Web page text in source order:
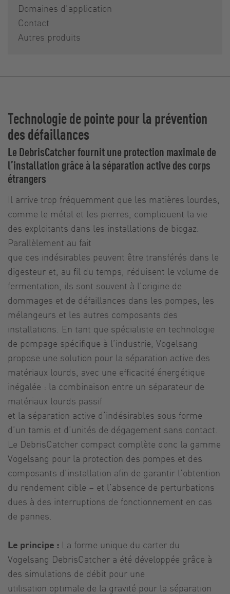
Domaines d'application
Contact
Autres produits
Technologie de pointe pour la prévention
des défaillances
Le DebrisCatcher fournit une protection maximale de
l’installation grâce à la séparation active des corps
étrangers
Il arrive trop fréquemment que les matières lourdes,
comme le métal et les pierres, compliquent la vie
des exploitants dans les installations de biogaz.
Parallèlement au fait
que ces indésirables peuvent être transférés dans le
digesteur et, au fil du temps, réduisent le volume de
fermentation, ils sont souvent à l’origine de
dommages et de défaillances dans les pompes, les
mélangeurs et les autres composants des
installations. En tant que spécialiste en technologie
de pompage spécifique à l’industrie, Vogelsang
propose une solution pour la séparation active des
matériaux lourds, avec une efficacité énergétique
inégalée : la combinaison entre un séparateur de
matériaux lourds passif
et la séparation active d‘indésirables sous forme
d’un tamis et d‘unités de dégagement sans contact.
Le DebrisCatcher compact complète donc la gamme
Vogelsang pour la protection des pompes et des
composants d’installation afin de garantir l’obtention
du rendement cible – et l’absence de perturbations
dues à des interruptions de fonctionnement en cas
de pannes.
Le principe : La forme unique du carter du
Vogelsang DebrisCatcher a été développée grâce à
des simulations de débit pour une
utilisation optimale de la gravité pour la séparation